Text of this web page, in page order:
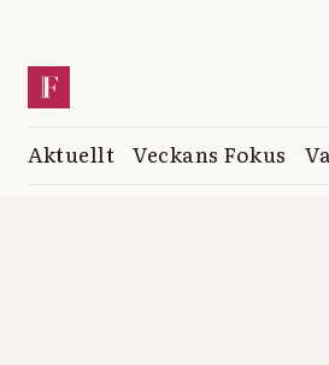
Aktuellt Veckans Fokus